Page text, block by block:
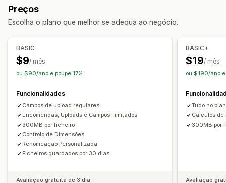
Gestão de ficheiros
Modelos
Proteção contra malware
Importar e exportar
CSS personalizado
Preços personalizados
Inventário
Preços
Escolha o plano que melhor se adequa ao negócio.
BASIC
$9/ mês
ou $90/ano e poupe 17%
Funcionalidades
Campos de upload regulares
Encomendas, Uploads e Campos Ilimitados
300MB por ficheiro
Controlo de Dimensões
Renomeação Personalizada
Ficheiros guardados por 30 dias
Avaliação gratuita de 3 dia
BASIC+
$19/ mês
ou $190/ano e
Tudo no
Cálculos de
300MB por
Avaliação